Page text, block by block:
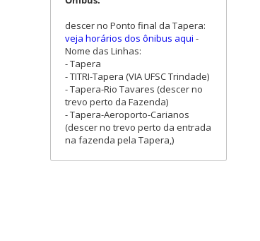
descer no Ponto final da Tapera:
veja horários dos ônibus aqui -
Nome das Linhas:
- Tapera
- TITRI-Tapera (VIA UFSC Trindade)
- Tapera-Rio Tavares (descer no
trevo perto da Fazenda)
- Tapera-Aeroporto-Carianos
(descer no trevo perto da entrada
na fazenda pela Tapera,)